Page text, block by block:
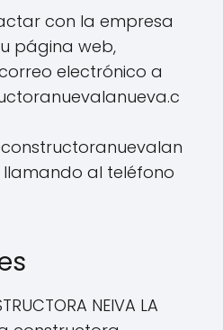
con la empresa
página web,
electrónico a
llamando al teléfono
NEIVA LA